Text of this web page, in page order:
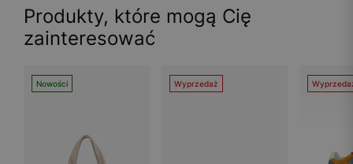
Produkty, które mogą Cię
zainteresować
Nowości Wyprzedaż